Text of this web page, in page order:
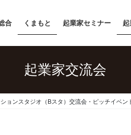
合 くまもと 起業家セミナー
起業家交流会
ョンスタジオ（Bスタ）交流会・ピッチイベン